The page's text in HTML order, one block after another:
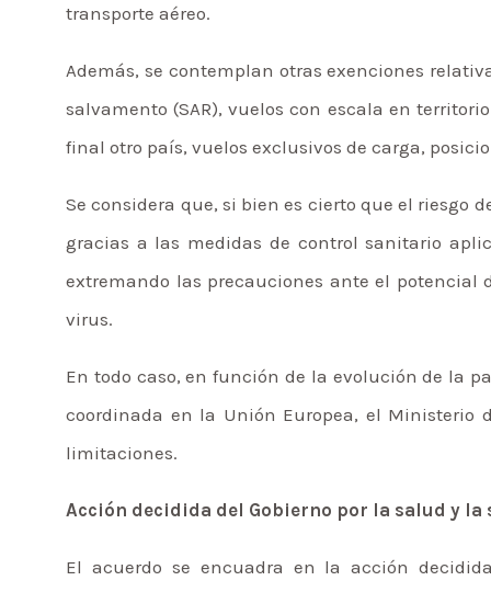
transporte aéreo.
Además, se contemplan otras exenciones
salvamento (SAR), vuelos con escala en
final otro país, vuelos exclusivos de carga,
Se considera que, si bien es cierto que el riesgo
gracias a las medidas de control sanitario
extremando las precauciones ante el potencial
virus.
En todo caso, en función de la evolución de la
coordinada en la Unión Europea, el Ministerio
limitaciones.
Acción decidida del Gobierno por la salud y la
El acuerdo se encuadra en la acción